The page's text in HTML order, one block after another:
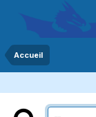
Accueil